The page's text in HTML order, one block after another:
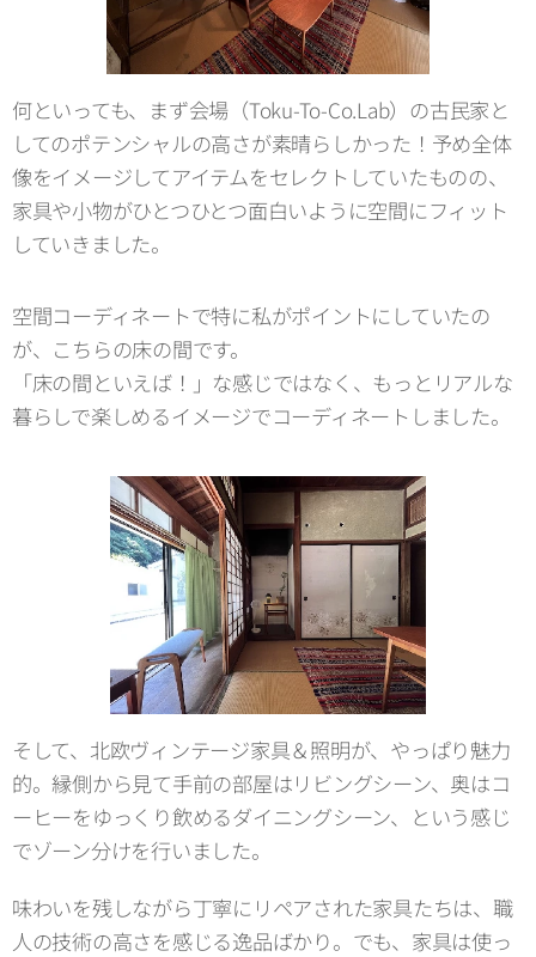
何といっても、まず会場（Toku-To-Co.Lab）の古民家と
してのポテンシャルの高さが素晴らしかった！予め全体
像をイメージしてアイテムをセレクトしていたものの、
家具や小物がひとつひとつ面白いように空間にフィット
していきました。
空間コーディネートで特に私がポイントにしていたの
が、こちらの床の間です。
「床の間といえば！」な感じではなく、もっとリアルな
暮らしで楽しめるイメージでコーディネートしました。
そして、北欧ヴィンテージ家具＆照明が、やっぱり魅力
的。縁側から見て手前の部屋はリビングシーン、奥はコ
ーヒーをゆっくり飲めるダイニングシーン、という感じ
でゾーン分けを行いました。
味わいを残しながら丁寧にリペアされた家具たちは、職
人の技術の高さを感じる逸品ばかり。でも、家具は使っ